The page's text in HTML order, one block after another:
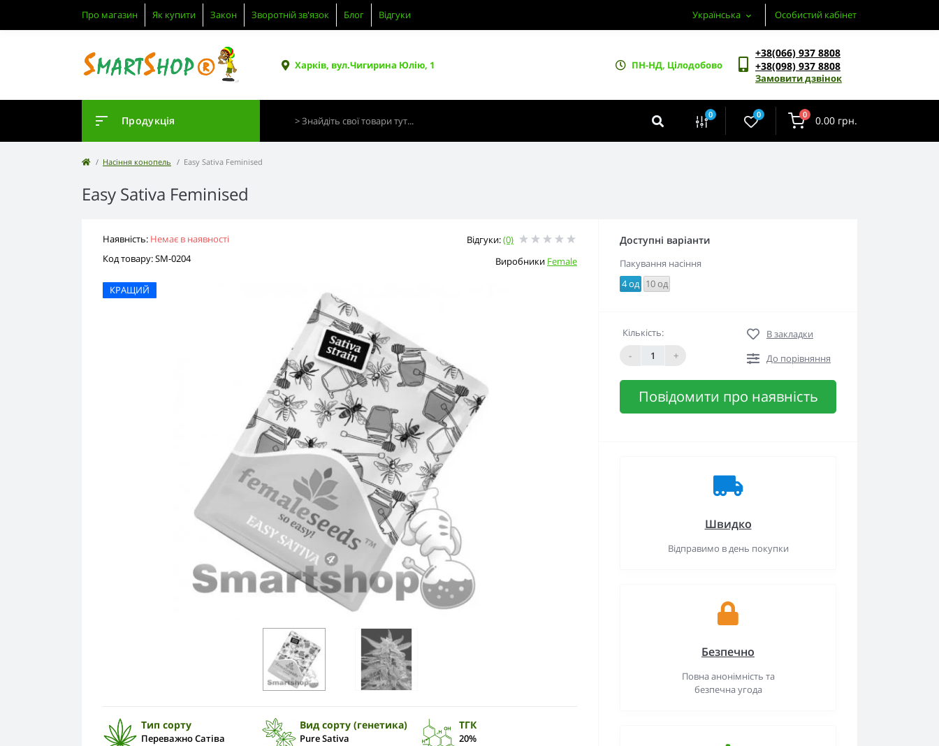
Про магазин Як купити Закон Зворотній зв'язок Блог Відгуки Українська Особистий кабінет
Харків, вул.Чигирина Юлію, 1 ПН-НД, Цілодобово
+38(066) 937 8808
+38(098) 937 8808
Замовити дзвінок
Продукція 0 0 0 0.00 грн.
Насіння конопель Easy Sativa Feminised
Easy Sativa Feminised
Наявність: Немає в наявності
Код товару: SM-0204
Відгуки:(0)
Виробники Female
КРАЩИЙ
Тип сорту
Переважно Сатіва
Вид сорту (генетика)
Pure Sativa
ТГК
20%
Доступні варіанти
Пакування насіння
4 од 10 од
Кількість:
-
+
В закладки
До порівняння
Повідомити про наявність
Швидко
Відправимо в день покупки
Безпечно
Повна анонімність та
безпечна угода